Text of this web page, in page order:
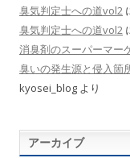
臭気判定士への道vol2
臭気判定士への道vol2
消臭剤のスーパーマー
臭いの発生源と侵入箇
kyosei_blog より
アーカイブ